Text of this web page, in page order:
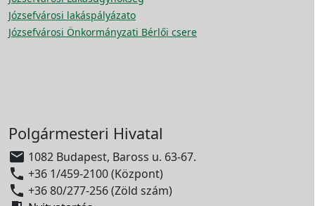
Józsefvárosi lakáspályázato
Józsefvárosi Önkormányzati Bérlői csere
Polgármesteri Hivatal
 1082 Budapest, Baross u. 63-67.
 +36 1/459-2100 (Központ)
 +36 80/277-256 (Zöld szám)